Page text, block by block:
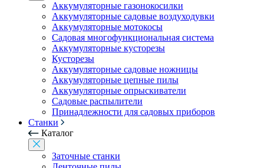
Аккумуляторные газонокосилки
Аккумуляторные садовые воздуходувки
Аккумуляторные мотокосы
Садовая многофункциональная система
Аккумуляторные кусторезы
Кусторезы
Аккумуляторные садовые ножницы
Аккумуляторные цепные пилы
Аккумуляторные опрыскиватели
Садовые распылители
Принадлежности для садовых приборов
Станки
Каталог
Заточные станки